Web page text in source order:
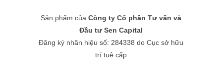
Sản phẩm của Công ty Cổ phần Tư vấn và
Đầu tư Sen Capital
Đăng ký nhãn hiệu số: 284338 do Cục sở hữu
trí tuệ cấp